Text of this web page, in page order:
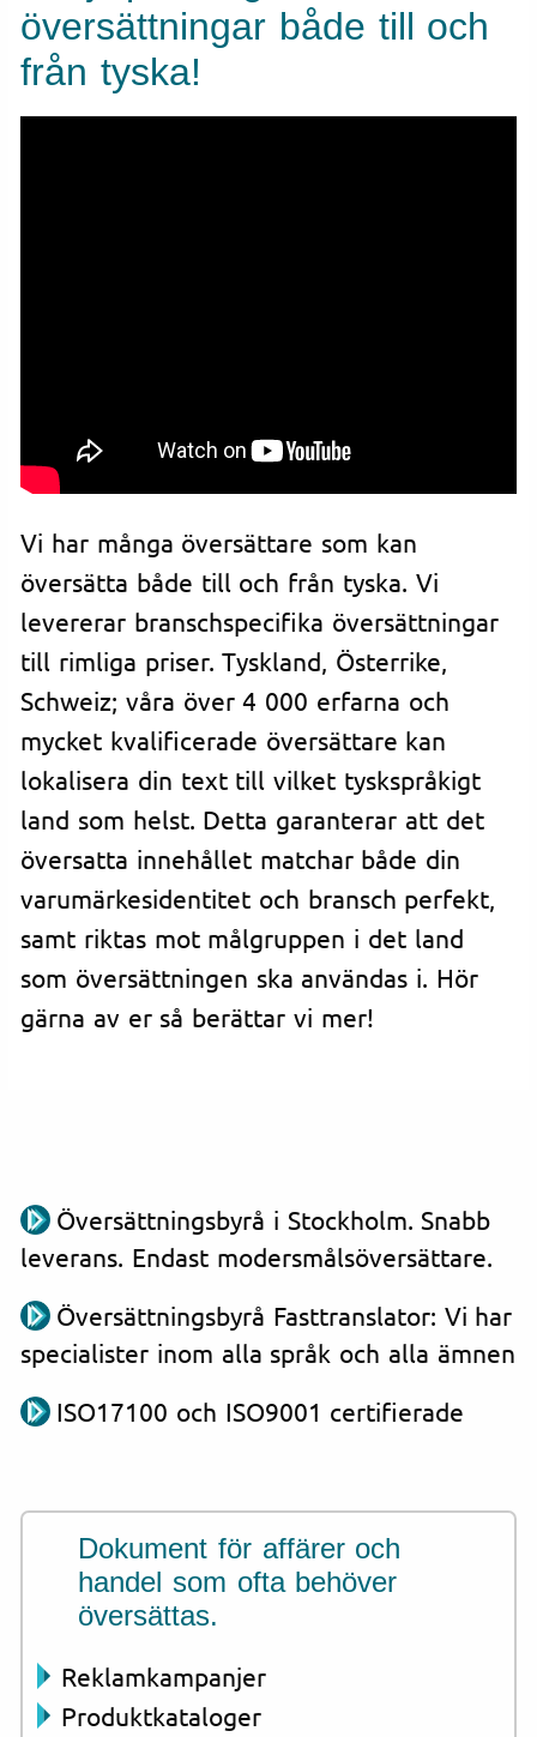
översättningar både till och
från tyska!
Vi har många översättare som kan
översätta både till och från tyska. Vi
levererar branschspecifika översättningar
till rimliga priser. Tyskland, Österrike,
Schweiz; våra över 4 000 erfarna och
mycket kvalificerade översättare kan
lokalisera din text till vilket tyskspråkigt
land som helst. Detta garanterar att det
översatta innehållet matchar både din
varumärkesidentitet och bransch perfekt,
samt riktas mot målgruppen i det land
som översättningen ska användas i. Hör
gärna av er så berättar vi mer!
Översättningsbyrå i Stockholm. Snabb
leverans. Endast modersmålsöversättare.
Översättningsbyrå Fasttranslator: Vi har
specialister inom alla språk och alla ämnen
ISO17100 och ISO9001 certifierade
Dokument för affärer och
handel som ofta behöver
översättas.
Reklamkampanjer
Produktkataloger